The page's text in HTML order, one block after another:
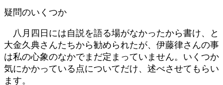
疑問のいくつか
八月四日には自説を語る場がなかったから書け、と
大金久典さんたちから勧められたが、伊藤律さんの事
は私の心象のなかでまだ定まっていません。いくつか
気にかかっている点についてだけ、述べさせてもらい
ます。